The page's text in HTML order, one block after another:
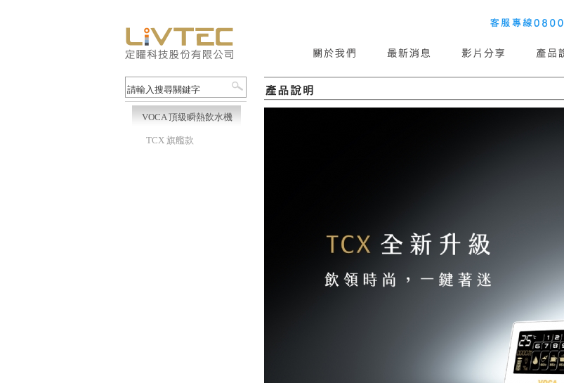
VOCA 頂級瞬熱飲水機
TCX 旗艦款